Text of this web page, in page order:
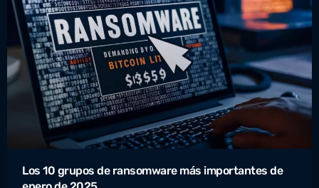
Los 10 grupos de ransomware más importantes de